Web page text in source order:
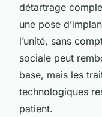
détartrage
une pose
l’unité, sans
sociale peut
base, mais les
technologiques
patient.